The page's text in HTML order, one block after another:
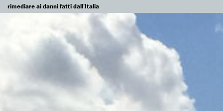
rimediare ai danni fatti dall’Italia